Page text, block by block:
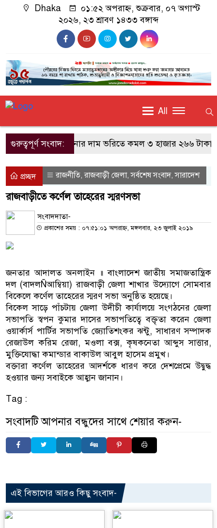
Dhaka
০১:৫২ অপরাহ্ন, শুক্রবার, ০৭ অগাস্ট
২০২৬, ২৩ শ্রাবণ ১৪৩৩ বঙ্গাব্দ
All
গুরুত্বপূর্ণ সংবাদ:সোনার দাম ভরিতে কমল ৩ হাজার ২৬৬ টাকা
প্রচ্ছদ রাজনীতি,রাজবাড়ী জেলা,সর্বশেষ সংবাদ,সারাদেশ
রাজবাড়ীতে কর্ণেল তাহেরের স্মরণসভা
সংবাদদাতা-
প্রকাশের সময় : ০৭:৫১:০১ অপরাহ্ন, মঙ্গলবার, ২৩ জুলাই ২০১৯
জনতার আদালত অনলাইন ॥ বাংলাদেশ জাতীয় সমাজতান্ত্রিক
দল (বাদলÑআম্বিয়া) রাজবাড়ী জেলা শাখার উদ্যোগে সোমবার
বিকেলে কর্ণেল তাহেরের স্মরণ সভা অনুষ্ঠিত হয়েছে।
বিকেল সাড়ে পাঁচটায় জেলা উদীচী কার্যালয়ে সংগঠনের জেলা
সভাপতি স্বপন কুমার দাসের সভাপতিত্বে বক্তৃতা করেন জেলা
ওয়ার্কার্স পার্টির সভাপতি জ্যোতিশংকর ঝন্টু, সাধারণ সম্পাদক
রেজাউল করিম রেজা, মওলা বক্স, কৃষকনেতা আব্দুস সাত্তার,
মুক্তিযোদ্ধা কমান্ডার বাকাউল আবুল হাসেম প্রমুখ।
বক্তারা কর্ণেল তাহেরের আদর্শকে ধারণ করে দেশপ্রেমে উদ্বুদ্ধ
হওয়ার জন্য সবাইকে আহ্বান জানান।
Tag :
সংবাদটি আপনার বন্ধুদের সাথে শেয়ার করুন-
এই বিভাগের আরও কিছু সংবাদ-